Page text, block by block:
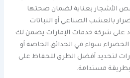
الأشجار بعناية لضمان صحتها
بالعشب الصناعي أو النباتات
على شركة خدمات الإمارات يضمن لك
سواء في الحدائق الخاصة أو
لتحديد أفضل الطرق للحفاظ على
مستدامة.